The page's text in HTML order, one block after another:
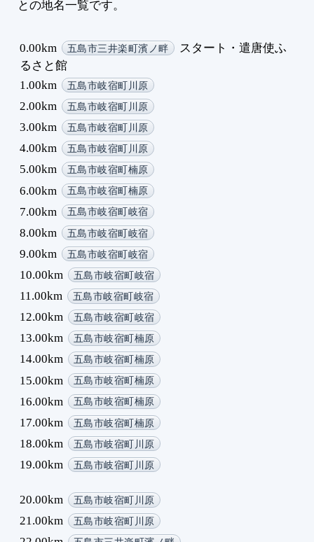
との地名一覧です。
0.00km 五島市三井楽町濱ノ畔
スタート・遣唐使ふ
るさと館
1.00km
五島市岐宿町川原
2.00km 五島市岐宿町川原
3.00km 五島市岐宿町川原
4.00km 五島市岐宿町川原
5.00km 五島市岐宿町楠原
6.00km 五島市岐宿町楠原
7.00km 五島市岐宿町岐宿
8.00km 五島市岐宿町岐宿
9.00km 五島市岐宿町岐宿
10.00km 五島市岐宿町岐宿
11.00km 五島市岐宿町岐宿
12.00km 五島市岐宿町岐宿
13.00km 五島市岐宿町楠原
14.00km 五島市岐宿町楠原
15.00km 五島市岐宿町楠原
16.00km 五島市岐宿町楠原
17.00km 五島市岐宿町楠原
18.00km 五島市岐宿町川原
19.00km 五島市岐宿町川原
20.00km 五島市岐宿町川原
21.00km 五島市岐宿町川原